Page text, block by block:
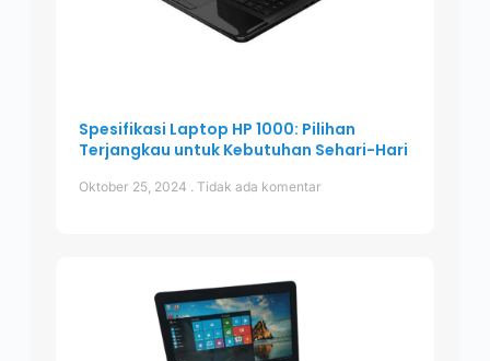
Spesifikasi Laptop HP 1000: Pilihan
Terjangkau untuk Kebutuhan Sehari-Hari
Oktober 25, 2024 Tidak ada komentar